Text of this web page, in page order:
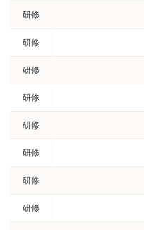
研修
研修
研修
研修
研修
研修
研修
研修